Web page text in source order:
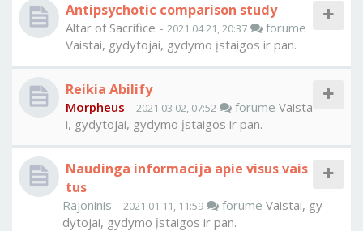
Antipsychotic comparison study
Altar of Sacrifice - 2021 04 21, 20:37
forume
Vaistai, gydytojai, gydymo įstaigos ir pan.
Reikia Abilify
Morpheus - 2021 03 02, 07:52 forume Vaista
i, gydytojai, gydymo įstaigos ir pan.
Naudinga informacija apie visus vais
tus
Rajoninis - 2021 01 11, 11:59 forume Vaistai, gy
dytojai, gydymo įstaigos ir pan.